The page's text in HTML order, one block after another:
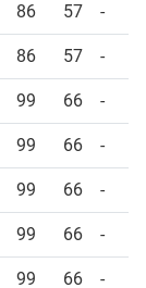
86 57 -
86 57 -
99 66 -
99 66 -
99 66 -
99 66 -
99 66 -